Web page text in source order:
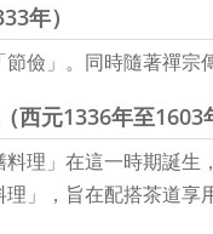
年）
節儉」。同時隨著禪宗
西元1336年至1603
理」在這一時期誕
」，旨在配搭茶道享用